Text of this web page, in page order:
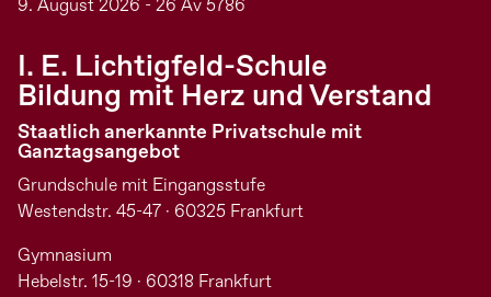
9. August 2026 - 26 Av 5786
I. E. Lichtigfeld-Schule
Bildung mit Herz und Verstand
Staatlich anerkannte Privatschule mit
Ganztagsangebot
Grundschule mit Eingangsstufe
Westendstr. 45-47 · 60325 Frankfurt
Gymnasium
Hebelstr. 15-19 · 60318 Frankfurt